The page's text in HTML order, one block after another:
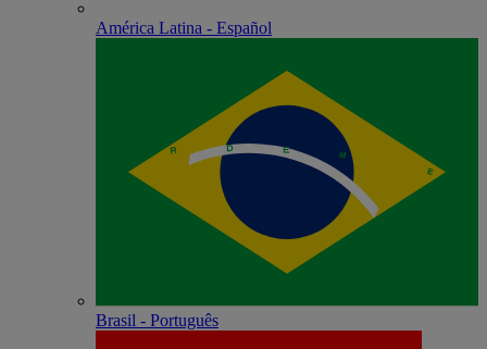
América Latina - Español
Brasil - Português